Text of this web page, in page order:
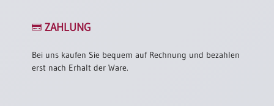
ZAHLUNG
Bei uns kaufen Sie bequem auf Rechnung und bezahlen
erst nach Erhalt der Ware.